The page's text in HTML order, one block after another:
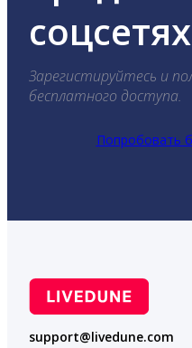
соцсетях
Зарегистируйтесь и
бесплатного доступа.
Попробовать
support@livedune.com